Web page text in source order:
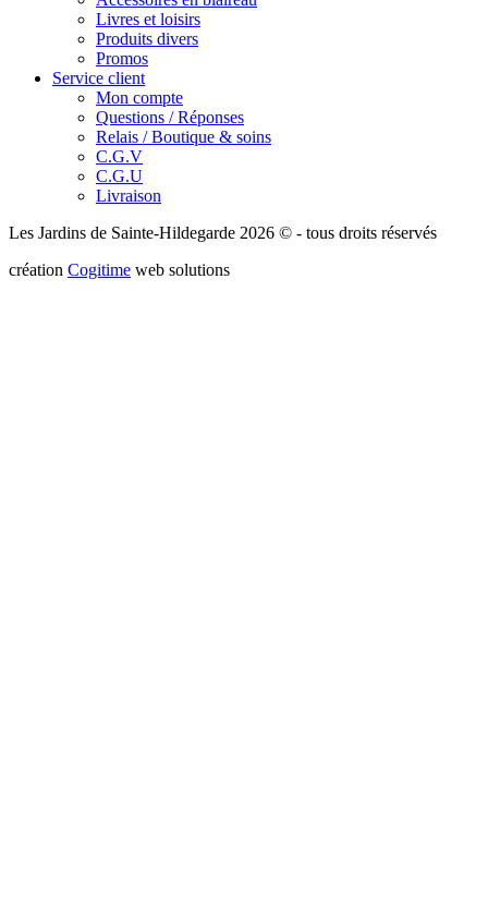
Livres et loisirs
Produits divers
Promos
Service client
Mon compte
Questions / Réponses
Relais / Boutique & soins
C.G.V
C.G.U
Livraison
Les Jardins de Sainte-Hildegarde 2026 © - tous droits réservés
création Cogitime web solutions